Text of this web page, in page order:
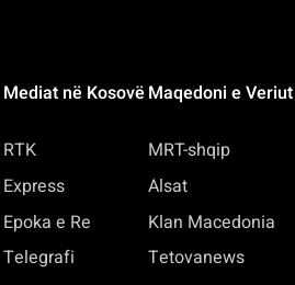
Mediat në Kosovë
RTK
Express
Epoka e Re
Telegrafi
Maqedoni e Veriut
MRT-shqip
Alsat
Klan Macedonia
Tetovanews